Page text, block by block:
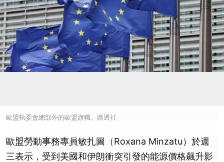
歐盟執委會總部外的歐盟旗幟。路透社
歐盟勞動事務專員敏扎圖（Roxana Minzatu）於週
三表示，受到美國和伊朗衝突引發的能源價格飆升影